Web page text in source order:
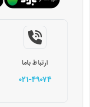
ارتباط باما
021-49074